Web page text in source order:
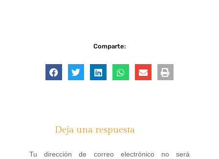
Comparte:
Deja una respuesta
Tu dirección de correo electrónico no será